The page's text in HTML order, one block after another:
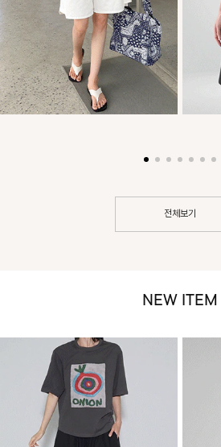
전체보기
NEW ITEM